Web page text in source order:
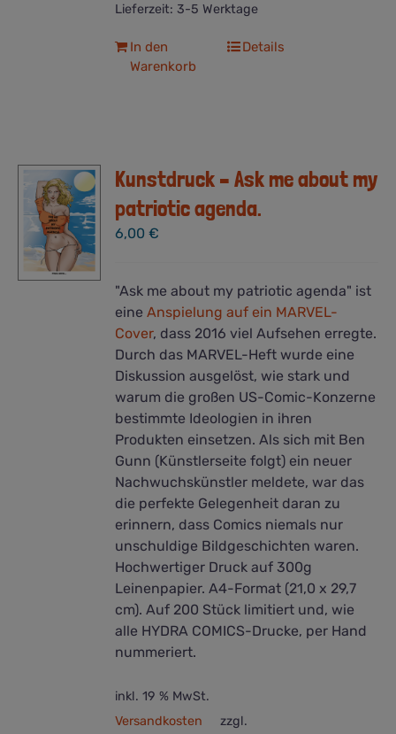
Lieferzeit: 3-5 Werktage
In den
Warenkorb
Details
Kunstdruck – Ask me about my
patriotic agenda.
6,00€
"Ask me about my patriotic agenda" ist
eineAnspielung auf ein MARVEL-
Cover, dass 2016 viel Aufsehen erregte.
Durch das MARVEL-Heft wurde eine
Diskussion ausgelöst, wie stark und
warum die großen US-Comic-Konzerne
bestimmte Ideologien in ihren
Produkten einsetzen. Als sich mit Ben
Gunn (Künstlerseite folgt) ein neuer
Nachwuchskünstler meldete, war das
die perfekte Gelegenheit daran zu
erinnern, dass Comics niemals nur
unschuldige Bildgeschichten waren.
Hochwertiger Druck auf 300g
Leinenpapier. A4-Format (21,0 x 29,7
cm). Auf 200 Stück limitiert und, wie
alle HYDRA COMICS-Drucke, per Hand
nummeriert.
inkl. 19 % MwSt.
zzgl.
Versandkosten